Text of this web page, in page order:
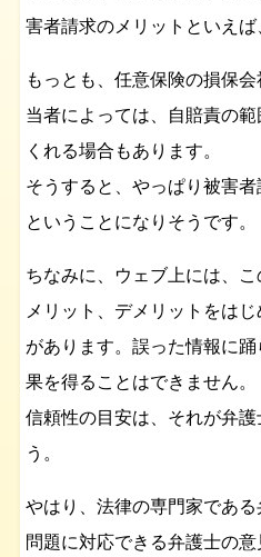
害者請求のメリットといえば
もっとも、任意保険の損保
当者によっては、自賠責の
くれる場合もあります。
そうすると、やっぱり被害
ということになりそうです。
ちなみに、ウェブ上には、
メリット、デメリットをは
があります。誤った情報に
果を得ることはできません。
信頼性の目安は、それが弁
う。
やはり、法律の専門家であ
問題に対応できる弁護士の